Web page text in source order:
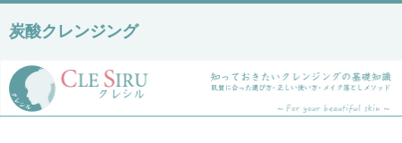
炭酸クレンジング